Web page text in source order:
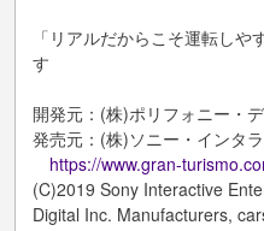
「リアルだからこそ運転し
す
開発元：(株)ポリフォニー・
発売元：(株)ソニー・インタ
https://www.gran-
(C)2019 Sony Interactive
Digital Inc. Manufacturers,